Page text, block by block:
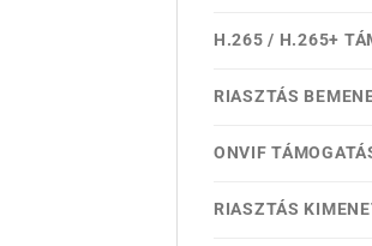
H.265 / H.265+
RIASZTÁS
ONVIF
RIASZTÁS